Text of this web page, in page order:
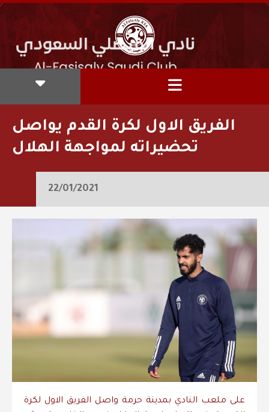
الفريق الاول لكرة القدم يواصل
تحضيراته لمواجهة الهلال
22/01/2021
على ملعب النادي بمدينة حرمة واصل الفريق الاول لكرة